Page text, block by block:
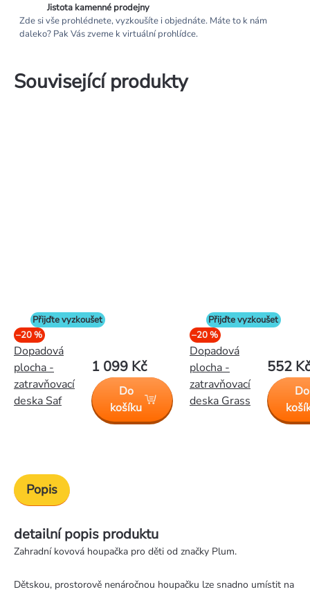
Jistota kamenné prodejny
Zde si vše prohlédnete, vyzkoušíte i objednáte. Máte to k nám
daleko? Pak Vás zveme k virtuální prohlídce.
Související produkty
Přijďte vyzkoušet
–20 %
Dopadová
plocha -
zatravňovací
deska Saf
1 099 Kč
Do
košíku
Přijďte vyzkoušet
–20 %
Dopadová
plocha -
zatravňovací
deska Grass
552 Kč
Do
Popis
detailní popis produktu
Zahradní kovová houpačka pro děti od značky Plum.
Dětskou, prostorově nenáročnou houpačku lze snadno umístit na